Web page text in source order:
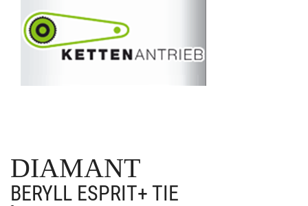
DIAMANT
BERYLL ESPRIT+ TIE